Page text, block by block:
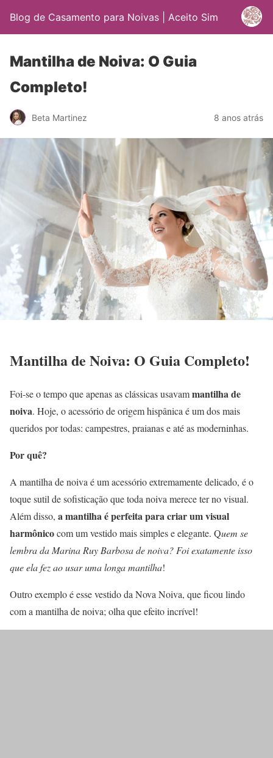
Blog de Casamento para Noivas | Aceito Sim
Mantilha de Noiva: O Guia
Completo!
Beta Martinez 8 anos atrás
Mantilha de Noiva: O Guia Completo!
Foi-se o tempo que apenas as clássicas usavammantilha de
noiva. Hoje, o acessório de origem hispânica é um dos mais
queridos por todas: campestres, praianas e até as moderninhas.
Por quê?
A mantilha de noiva é um acessório extremamente delicado, é o
toque sutil de sofisticação que toda noiva merece ter no visual.
Além disso, a mantilha é perfeita para criar um visual
harmônicocom um vestido mais simples e elegante. Quem se
lembra da Marina Ruy Barbosa de noiva? Foi exatamente isso
que ela fez ao usar uma longa mantilha!
Outro exemplo é esse vestido da Nova Noiva, que ficou lindo
com a mantilha de noiva; olha que efeito incrível!